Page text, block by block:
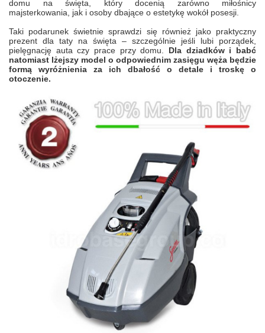
domu na święta, który docenią zarówno miłośnicy
majsterkowania, jak i osoby dbające o estetykę wokół posesji.
Taki podarunek świetnie sprawdzi się również jako praktyczny
prezent dla taty na święta – szczególnie jeśli lubi porządek,
pielęgnację auta czy prace przy domu. Dla dziadków i babć
natomiast lżejszy model o odpowiednim zasięgu węża będzie
formą wyróżnienia za ich dbałość o detale i troskę o
otoczenie.